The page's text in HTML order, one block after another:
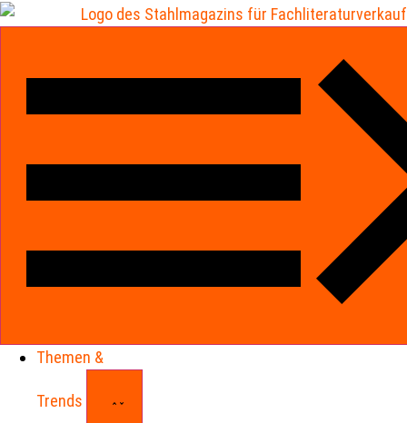
Themen &
Trends